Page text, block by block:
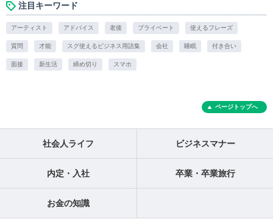
注目キーワード
アーティスト アドバイス 老後 プライベート 使えるフレーズ
質問 才能 スグ使えるビジネス用語集 会社 睡眠 付き合い
面接 新生活 締め切り スマホ
ページトップへ
社会人ライフ ビジネスマナー
内定・入社 卒業・卒業旅行
お金の知識